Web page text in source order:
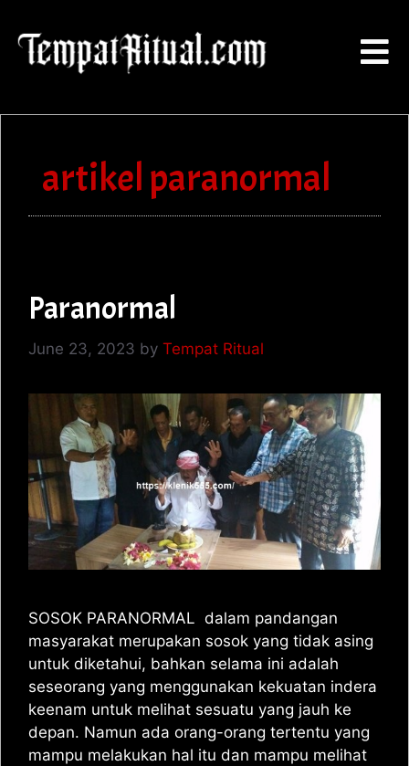
artikel paranormal
Paranormal
June 23, 2023 by Tempat Ritual
SOSOK PARANORMAL dalam pandangan
masyarakat merupakan sosok yang tidak asing
untuk diketahui, bahkan selama ini adalah
seseorang yang menggunakan kekuatan indera
keenam untuk melihat sesuatu yang jauh ke
depan. Namun ada orang-orang tertentu yang
mampu melakukan hal itu dan mampu melihat